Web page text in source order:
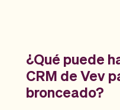
¿Qué puede
CRM de Vev
bronceado?